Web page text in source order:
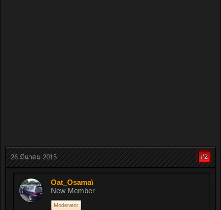
26 มีนาคม 2015 #2
Oat_Osama\
New Member
Moderator